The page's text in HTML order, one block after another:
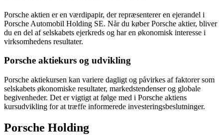
Porsche aktien er en værdipapir, der repræsenterer en ejerandel i
Porsche Automobil Holding SE. Når du køber Porsche aktier, bliver
du en del af selskabets ejerkreds og har en økonomisk interesse i
virksomhedens resultater.
Porsche aktiekurs og udvikling
Porsche aktiekursen kan variere dagligt og påvirkes af faktorer som
selskabets økonomiske resultater, markedstendenser og globale
begivenheder. Det er vigtigt at følge med i Porsche aktiens
kursudvikling for at træffe informerede investeringsbeslutninger.
Porsche Holding